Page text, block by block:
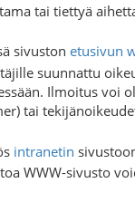
tai tiettyä
sivuston etusivun
suunnattu
Ilmoitus voi
tai
intranetin
WWW-sivusto